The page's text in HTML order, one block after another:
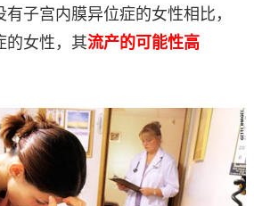
子宫内膜异位症的女性相比，
的女性，其流产的可能性高